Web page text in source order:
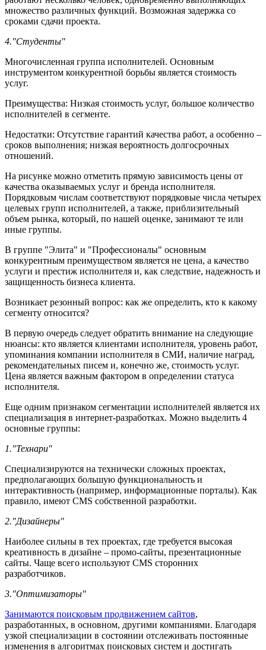
множество различных функций. Возможная задержка со
сроками сдачи проекта.
4."Студенты"
Многочисленная группа исполнителей. Основным
инструментом конкурентной борьбы является стоимость
услуг.
Преимущества: Низкая стоимость услуг, большое количество
исполнителей в сегменте.
Недостатки: Отсутствие гарантий качества работ, а особенно –
сроков выполнения; низкая вероятность долгосрочных
отношений.
На рисунке можно отметить прямую зависимость цены от
качества оказываемых услуг и бренда исполнителя.
Порядковым числам соответствуют порядковые числа четырех
целевых групп исполнителей, а также, приблизительный
объем рынка, который, по нашей оценке, занимают те или
иные группы.
В группе "Элита" и "Профессионалы" основным
конкурентным преимуществом является не цена, а качество
услуги и престиж исполнителя и, как следствие, надежность и
защищенность бизнеса клиента.
Возникает резонный вопрос: как же определить, кто к какому
сегменту относится?
В первую очередь следует обратить внимание на следующие
нюансы: кто является клиентами исполнителя, уровень работ,
упоминания компании исполнителя в СМИ, наличие наград,
рекомендательных писем и, конечно же, стоимость услуг.
Цена является важным фактором в определении статуса
исполнителя.
Еще одним признаком сегментации исполнителей является их
специализация в интернет-разработках. Можно выделить 4
основные группы:
1."Технари"
Специализируются на технически сложных проектах,
предполагающих большую функциональность и
интерактивность (например, информационные порталы). Как
правило, имеют CMS собственной разработки.
2."Дизайнеры"
Наиболее сильны в тех проектах, где требуется высокая
креативность в дизайне – промо-сайты, презентационные
сайты. Чаще всего используют CMS сторонних
разработчиков.
3."Оптимизаторы"
Занимаются поисковым продвижением сайтов,
разработанных, в основном, другими компаниями. Благодаря
узкой специализации в состоянии отслеживать постоянные
изменения в алгоритмах поисковых систем и достигать